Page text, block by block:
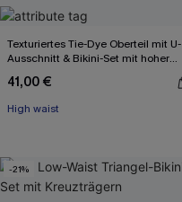
Texturiertes Tie-Dye Oberteil mit U-
Ausschnitt & Bikini-Set mit hoher
41,00 €
High waist
-21%